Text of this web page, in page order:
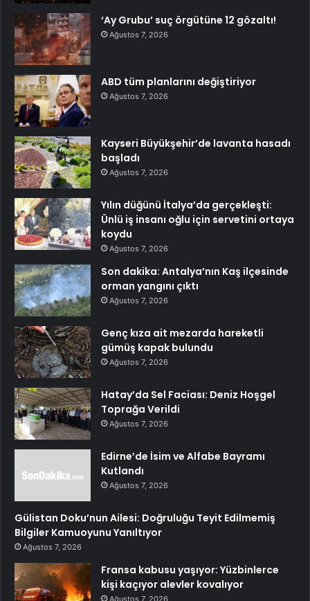
‘Ay Grubu’ suç örgütüne 12 gözaltı!
Ağustos 7, 2026
ABD tüm planlarını değiştiriyor
Ağustos 7, 2026
Kayseri Büyükşehir’de lavanta hasadı
başladı
Ağustos 7, 2026
Yılın düğünü İtalya’da gerçekleşti:
Ünlü iş insanı oğlu için servetini ortaya
koydu
Ağustos 7, 2026
Son dakika: Antalya’nın Kaş ilçesinde
orman yangını çıktı
Ağustos 7, 2026
Genç kıza ait mezarda hareketli
gümüş kapak bulundu
Ağustos 7, 2026
Hatay’da Sel Faciası: Deniz Hoşgel
Toprağa Verildi
Ağustos 7, 2026
Edirne’de İsim ve Alfabe Bayramı
Kutlandı
Ağustos 7, 2026
Gülistan Doku’nun Ailesi: Doğruluğu Teyit Edilmemiş
Bilgiler Kamuoyunu Yanıltıyor
Ağustos 7, 2026
Fransa kabusu yaşıyor: Yüzbinlerce
kişi kaçıyor alevler kovalıyor
Ağustos 7, 2026